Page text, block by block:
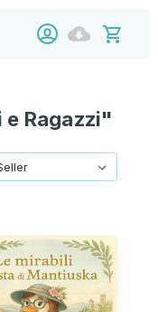
Ragazzi"